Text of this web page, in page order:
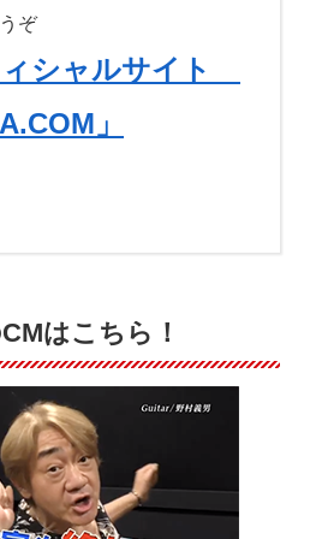
ぞ
シャルサイト
」
はこちら！